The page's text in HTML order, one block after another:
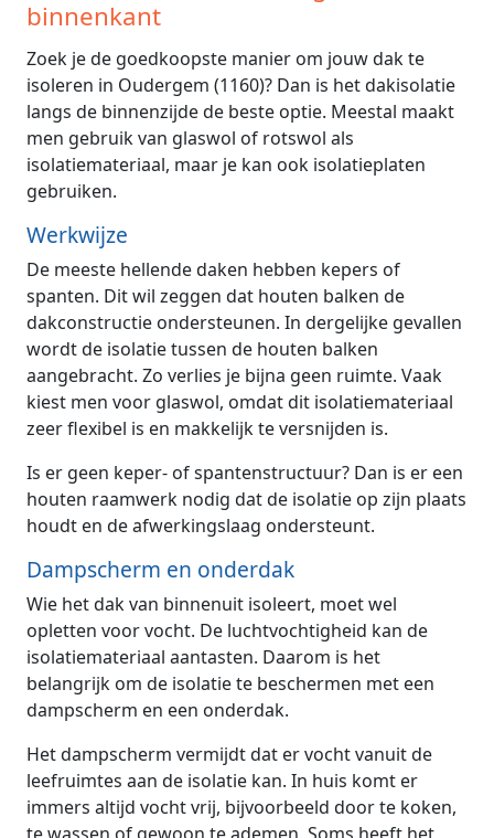
binnenkant
Zoek je de goedkoopste manier om jouw dak te
isoleren in Oudergem (1160)? Dan is het dakisolatie
langs de binnenzijde de beste optie. Meestal maakt
men gebruik van glaswol of rotswol als
isolatiemateriaal, maar je kan ook isolatieplaten
gebruiken.
Werkwijze
De meeste hellende daken hebben kepers of
spanten. Dit wil zeggen dat houten balken de
dakconstructie ondersteunen. In dergelijke gevallen
wordt de isolatie tussen de houten balken
aangebracht. Zo verlies je bijna geen ruimte. Vaak
kiest men voor glaswol, omdat dit isolatiemateriaal
zeer flexibel is en makkelijk te versnijden is.
Is er geen keper- of spantenstructuur? Dan is er een
houten raamwerk nodig dat de isolatie op zijn plaats
houdt en de afwerkingslaag ondersteunt.
Dampscherm en onderdak
Wie het dak van binnenuit isoleert, moet wel
opletten voor vocht. De luchtvochtigheid kan de
isolatiemateriaal aantasten. Daarom is het
belangrijk om de isolatie te beschermen met een
dampscherm en een onderdak.
Het dampscherm vermijdt dat er vocht vanuit de
leefruimtes aan de isolatie kan. In huis komt er
immers altijd vocht vrij, bijvoorbeeld door te koken,